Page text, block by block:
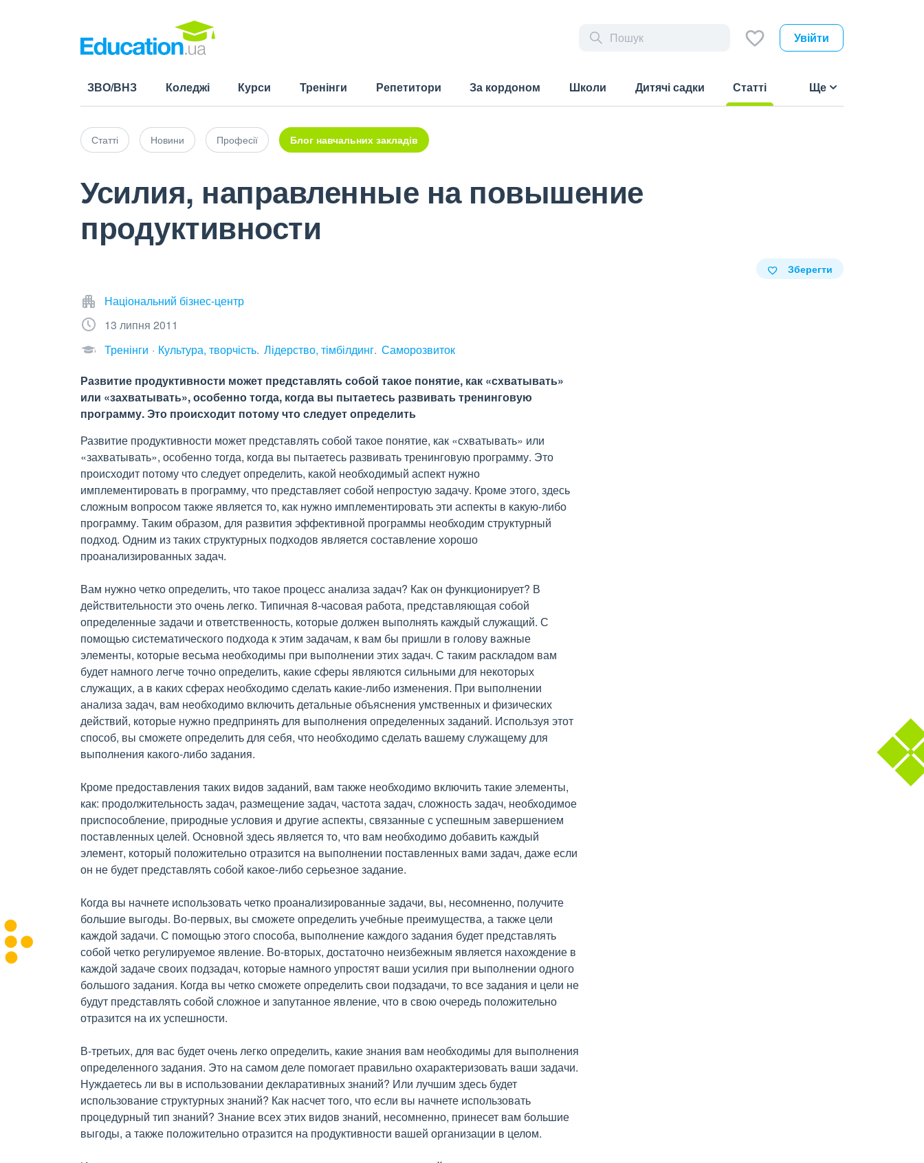
Увійти
ЗВО/ВНЗ Коледжі Курси Тренінги Репетитори За кордоном Школи Дитячі садки
Статті
Ще
Статті Новини Професії Блог навчальних закладів
Усилия, направленные на повышение
продуктивности
Зберегти
Національний бізнес-центр
13 липня 2011
Тренінги
Культура, творчість Лідерство, тімбілдинг Саморозвиток
Развитие продуктивности может представлять собой такое понятие, как «схватывать»
или «захватывать», особенно тогда, когда вы пытаетесь развивать тренинговую
программу. Это происходит потому что следует определить
Развитие продуктивности может представлять собой такое понятие, как «схватывать» или
«захватывать», особенно тогда, когда вы пытаетесь развивать тренинговую программу. Это
происходит потому что следует определить, какой необходимый аспект нужно
имплементировать в программу, что представляет собой непростую задачу. Кроме этого, здесь
сложным вопросом также является то, как нужно имплементировать эти аспекты в какую-либо
программу. Таким образом, для развития эффективной программы необходим структурный
подход. Одним из таких структурных подходов является составление хорошо
проанализированных задач.
Вам нужно четко определить, что такое процесс анализа задач? Как он функционирует? В
действительности это очень легко. Типичная 8-часовая работа, представляющая собой
определенные задачи и ответственность, которые должен выполнять каждый служащий. С
помощью систематического подхода к этим задачам, к вам бы пришли в голову важные
элементы, которые весьма необходимы при выполнении этих задач. С таким раскладом вам
будет намного легче точно определить, какие сферы являются сильными для некоторых
служащих, а в каких сферах необходимо сделать какие-либо изменения. При выполнении
анализа задач, вам необходимо включить детальные объяснения умственных и физических
действий, которые нужно предпринять для выполнения определенных заданий. Используя этот
способ, вы сможете определить для себя, что необходимо сделать вашему служащему для
выполнения какого-либо задания.
Кроме предоставления таких видов заданий, вам также необходимо включить такие элементы,
как: продолжительность задач, размещение задач, частота задач, сложность задач, необходимое
приспособление, природные условия и другие аспекты, связанные с успешным завершением
поставленных целей. Основной здесь является то, что вам необходимо добавить каждый
элемент, который положительно отразится на выполнении поставленных вами задач, даже если
он не будет представлять собой какое-либо серьезное задание.
Когда вы начнете использовать четко проанализированные задачи, вы, несомненно, получите
большие выгоды. Во-первых, вы сможете определить учебные преимущества, а также цели
каждой задачи. С помощью этого способа, выполнение каждого задания будет представлять
собой четко регулируемое явление. Во-вторых, достаточно неизбежным является нахождение в
каждой задаче своих подзадач, которые намного упростят ваши усилия при выполнении одного
большого задания. Когда вы четко сможете определить свои подзадачи, то все задания и цели не
будут представлять собой сложное и запутанное явление, что в свою очередь положительно
отразится на их успешности.
В-третьих, для вас будет очень легко определить, какие знания вам необходимы для выполнения
определенного задания. Это на самом деле помогает правильно охарактеризовать ваши задачи.
Нуждаетесь ли вы в использовании декларативных знаний? Или лучшим здесь будет
использование структурных знаний? Как насчет того, что если вы начнете использовать
процедурный тип знаний? Знание всех этих видов знаний, несомненно, принесет вам большие
выгоды, а также положительно отразится на продуктивности вашей организации в целом.